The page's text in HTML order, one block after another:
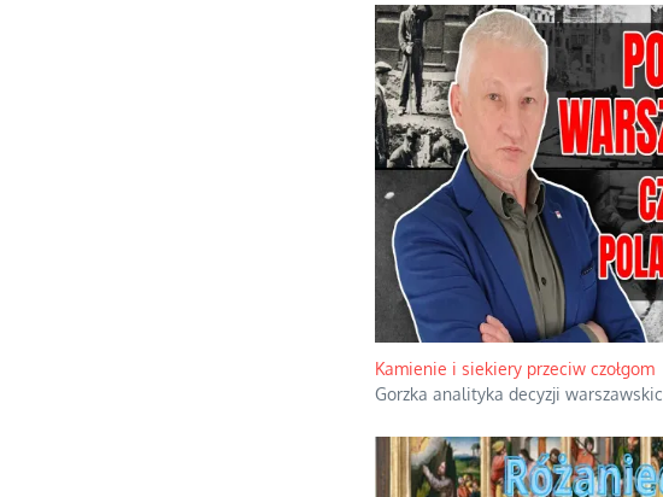
Kamienie i siekiery przeciw czołgom
Gorzka analityka decyzji